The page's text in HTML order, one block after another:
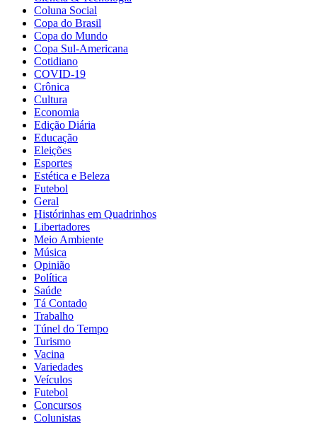
Coluna Social
Copa do Brasil
Copa do Mundo
Copa Sul-Americana
Cotidiano
COVID-19
Crônica
Cultura
Economia
Edição Diária
Educação
Eleições
Esportes
Estética e Beleza
Futebol
Geral
Histórinhas em Quadrinhos
Libertadores
Meio Ambiente
Música
Opinião
Política
Saúde
Tá Contado
Trabalho
Túnel do Tempo
Turismo
Vacina
Variedades
Veículos
Futebol
Concursos
Colunistas